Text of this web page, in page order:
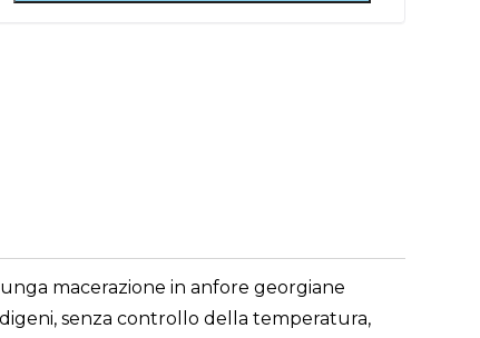
macerazione in anfore georgiane
senza controllo della temperatura,